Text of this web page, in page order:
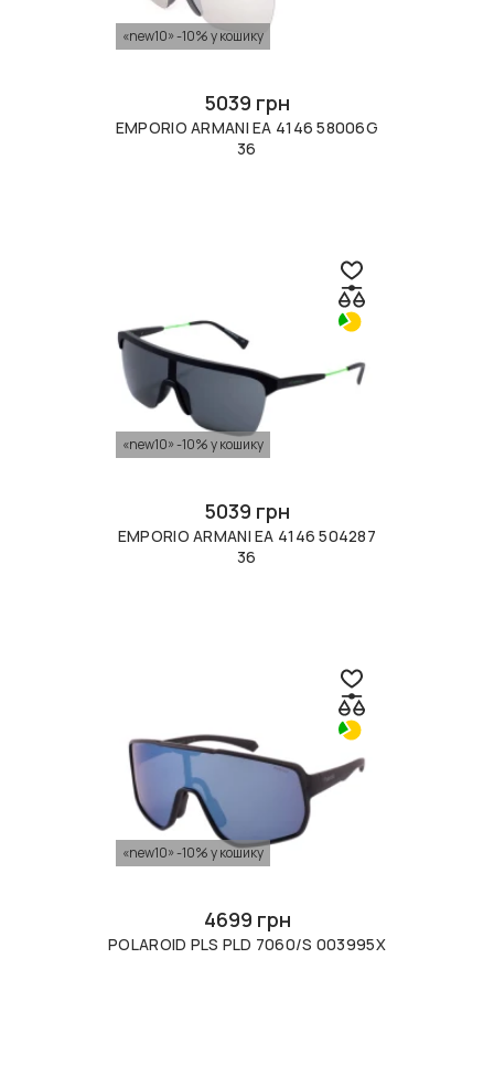
«new10» -10% у кошику
5039 грн
EMPORIO ARMANI EA 4146 58006G
36
«new10» -10% у кошику
5039 грн
EMPORIO ARMANI EA 4146 504287
36
«new10» -10% у кошику
4699 грн
POLAROID PLS PLD 7060/S 003995X